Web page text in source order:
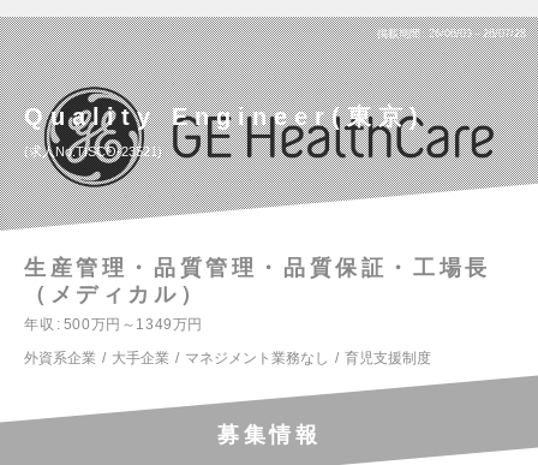
掲載期間 26/06/03～26/07/28
Quality Engineer(東京)
求人No.TISCO-23521
生産管理・品質管理・品質保証・工場長
（メディカル）
年収
500万円～1349万円
外資系企業
大手企業 マネジメント業務なし 育児支援制度
募集情報